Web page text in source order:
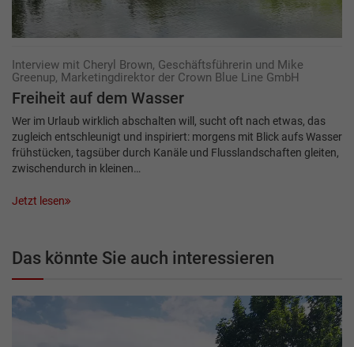
Interview mit Cheryl Brown, Geschäftsführerin und Mike
Greenup, Marketingdirektor der Crown Blue Line GmbH
Freiheit auf dem Wasser
Wer im Urlaub wirklich abschalten will, sucht oft nach etwas, das
zugleich entschleunigt und inspiriert: morgens mit Blick aufs Wasser
frühstücken, tagsüber durch Kanäle und Flusslandschaften gleiten,
zwischendurch in kleinen…
Jetzt lesen
Das könnte Sie auch interessieren